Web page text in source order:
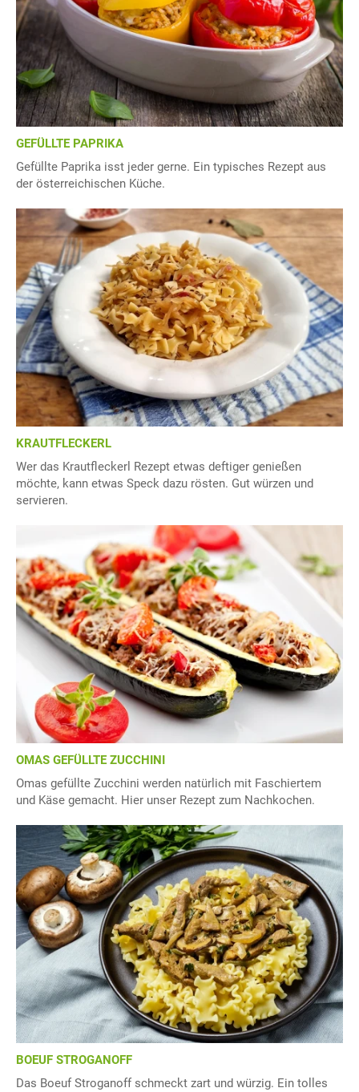
GEFÜLLTE PAPRIKA
Gefüllte Paprika isst jeder gerne. Ein typisches Rezept aus
der österreichischen Küche.
KRAUTFLECKERL
Wer das Krautfleckerl Rezept etwas deftiger genießen
möchte, kann etwas Speck dazu rösten. Gut würzen und
servieren.
OMAS GEFÜLLTE ZUCCHINI
Omas gefüllte Zucchini werden natürlich mit Faschiertem
und Käse gemacht. Hier unser Rezept zum Nachkochen.
BOEUF STROGANOFF
Das Boeuf Stroganoff schmeckt zart und würzig. Ein tolles